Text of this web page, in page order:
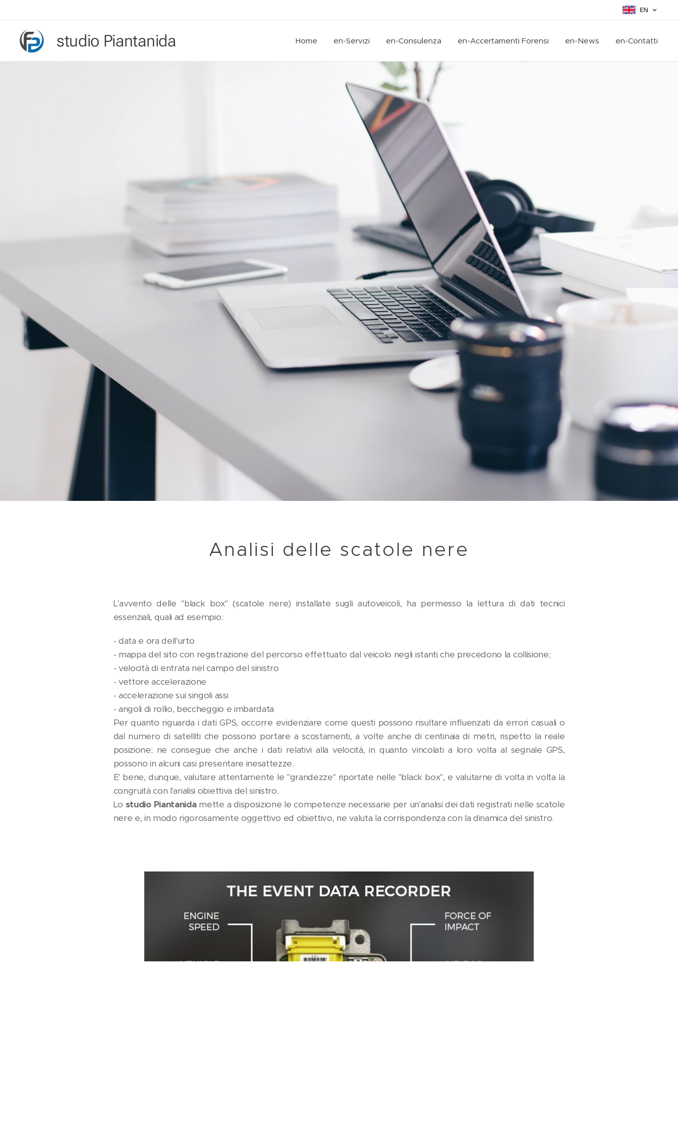
EN
studio Piantanida Home en-Servizi en-Consulenza en-Accertamenti Forensi en-News en-Contatti
Analisi delle scatole nere
L'avvento delle "black box" (scatole nere) installate sugli autoveicoli, ha permesso la lettura di dati tecnici
essenziali, quali ad esempio:
- data e ora dell'urto
- mappa del sito con registrazione del percorso effettuato dal veicolo negli istanti che precedono la collisione;
- velocità di entrata nel campo del sinistro
- vettore accelerazione
- accelerazione sui singoli assi
- angoli di rollio, beccheggio e imbardata
Per quanto riguarda i dati GPS, occorre evidenziare come questi possono risultare influenzati da errori casuali o
dal numero di satelliti che possono portare a scostamenti, a volte anche di centinaia di metri, rispetto la reale
posizione; ne consegue che anche i dati relativi alla velocità, in quanto vincolati a loro volta al segnale GPS,
possono in alcuni casi presentare inesattezze.
E' bene, dunque, valutare attentamente le "grandezze" riportate nelle "black box", e valutarne di volta in volta la
congruità con l'analisi obiettiva del sinistro.
Lo studio Piantanidamette a disposizione le competenze necessarie per un'analisi dei dati registrati nelle scatole
nere e, in modo rigorosamente oggettivo ed obiettivo, ne valuta la corrispondenza con la dinamica del sinistro.